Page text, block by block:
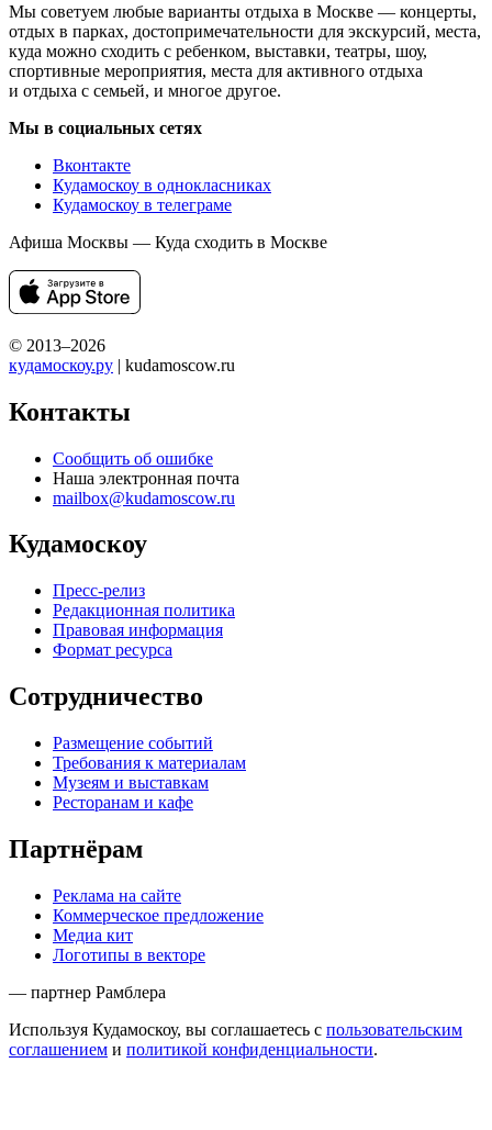
Мы советуем любые варианты отдыха в Москве — концерты,
отдых в парках, достопримечательности для экскурсий, места,
куда можно сходить с ребенком, выставки, театры, шоу,
спортивные мероприятия, места для активного отдыха
и отдыха с семьей, и многое другое.
Мы в социальных сетях
Вконтакте
Кудамоскоу в однокласниках
Кудамоскоу в телеграме
Афиша Москвы — Куда сходить в Москве
© 2013–2026
кудамоскоу.ру | kudamoscow.ru
Контакты
Сообщить об ошибке
Наша электронная почта
mailbox@kudamoscow.ru
Кудамоскоу
Пресс-релиз
Редакционная политика
Правовая информация
Формат ресурса
Сотрудничество
Размещение событий
Требования к материалам
Музеям и выставкам
Ресторанам и кафе
Партнёрам
Реклама на сайте
Коммерческое предложение
Медиа кит
Логотипы в векторе
— партнер Рамблера
Используя Кудамоскоу, вы соглашаетесь с пользовательским
соглашением и политикой конфиденциальности.